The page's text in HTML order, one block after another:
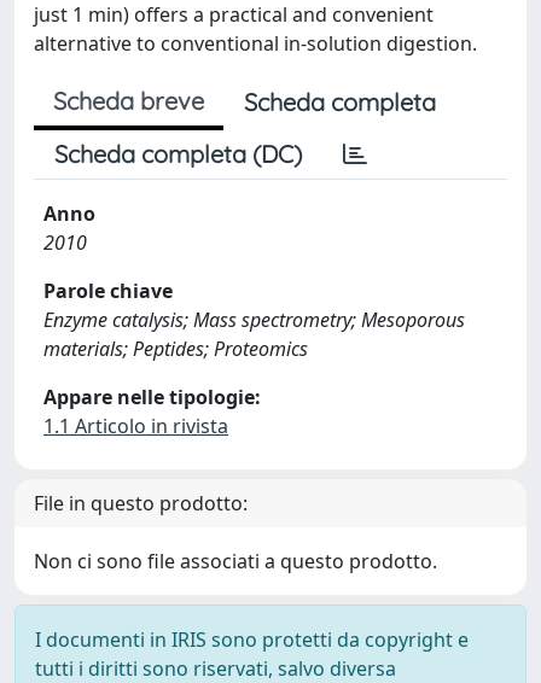
just 1 min) offers a practical and convenient
alternative to conventional in-solution digestion.
Scheda breve
Scheda completa
Scheda completa (DC)
Anno
2010
Parole chiave
Enzyme catalysis; Mass spectrometry; Mesoporous
materials; Peptides; Proteomics
Appare nelle tipologie:
1.1 Articolo in rivista
File in questo prodotto:
Non ci sono file associati a questo prodotto.
I documenti in IRIS sono protetti da copyright e
tutti i diritti sono riservati, salvo diversa